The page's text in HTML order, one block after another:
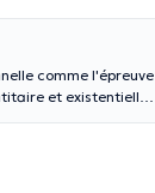
comme l'épreuve
et existentielle